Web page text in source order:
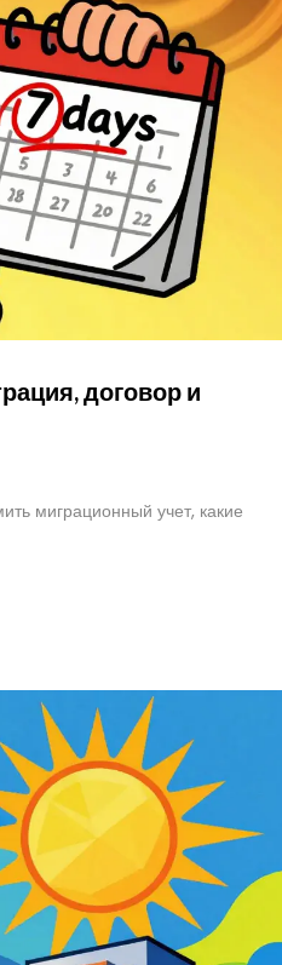
договор и
миграционный учет, какие